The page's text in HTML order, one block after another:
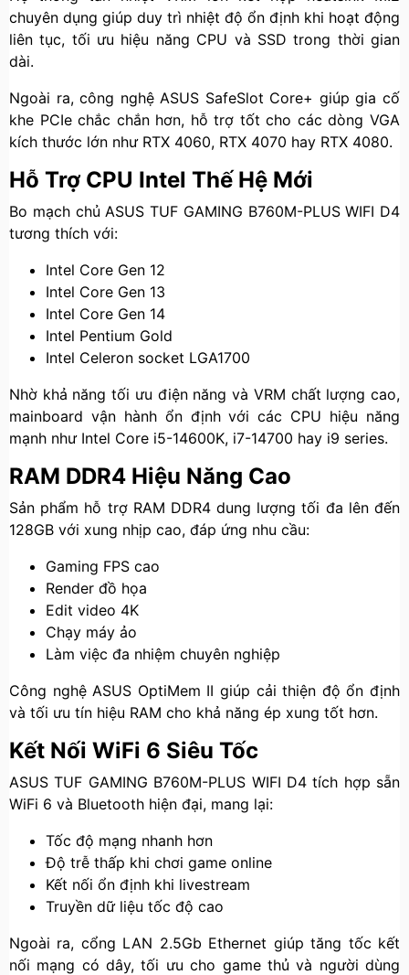
chuyên dụng giúp duy trì nhiệt độ ổn định khi hoạt động
liên tục, tối ưu hiệu năng CPU và SSD trong thời gian
dài.
Ngoài ra, công nghệ ASUS SafeSlot Core+ giúp gia cố
khe PCIe chắc chắn hơn, hỗ trợ tốt cho các dòng VGA
kích thước lớn như RTX 4060, RTX 4070 hay RTX 4080.
Hỗ Trợ CPU Intel Thế Hệ Mới
Bo mạch chủ ASUS TUF GAMING B760M-PLUS WIFI D4
tương thích với:
Intel Core Gen 12
Intel Core Gen 13
Intel Core Gen 14
Intel Pentium Gold
Intel Celeron socket LGA1700
Nhờ khả năng tối ưu điện năng và VRM chất lượng cao,
mainboard vận hành ổn định với các CPU hiệu năng
mạnh như Intel Core i5-14600K, i7-14700 hay i9 series.
RAM DDR4 Hiệu Năng Cao
Sản phẩm hỗ trợ RAM DDR4 dung lượng tối đa lên đến
128GB với xung nhịp cao, đáp ứng nhu cầu:
Gaming FPS cao
Render đồ họa
Edit video 4K
Chạy máy ảo
Làm việc đa nhiệm chuyên nghiệp
Công nghệ ASUS OptiMem II giúp cải thiện độ ổn định
và tối ưu tín hiệu RAM cho khả năng ép xung tốt hơn.
Kết Nối WiFi 6 Siêu Tốc
ASUS TUF GAMING B760M-PLUS WIFI D4 tích hợp sẵn
WiFi 6 và Bluetooth hiện đại, mang lại:
Tốc độ mạng nhanh hơn
Độ trễ thấp khi chơi game online
Kết nối ổn định khi livestream
Truyền dữ liệu tốc độ cao
Ngoài ra, cổng LAN 2.5Gb Ethernet giúp tăng tốc kết
nối mạng có dây, tối ưu cho game thủ và người dùng